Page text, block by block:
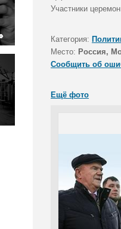
Участники
Категория:
Место: Россия,
Сообщить об
Ещё фото